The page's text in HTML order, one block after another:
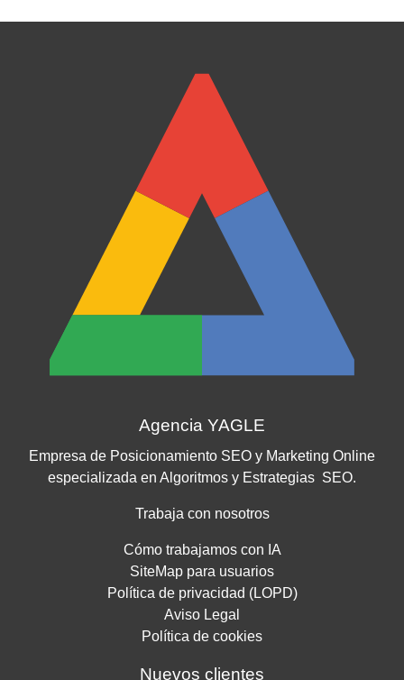
Agencia YAGLE
Empresa de Posicionamiento SEO y Marketing Online
especializada en Algoritmos y Estrategias SEO.
Trabaja con nosotros
Cómo trabajamos con IA
SiteMap para usuarios
Política de privacidad (LOPD)
Aviso Legal
Política de cookies
Nuevos clientes